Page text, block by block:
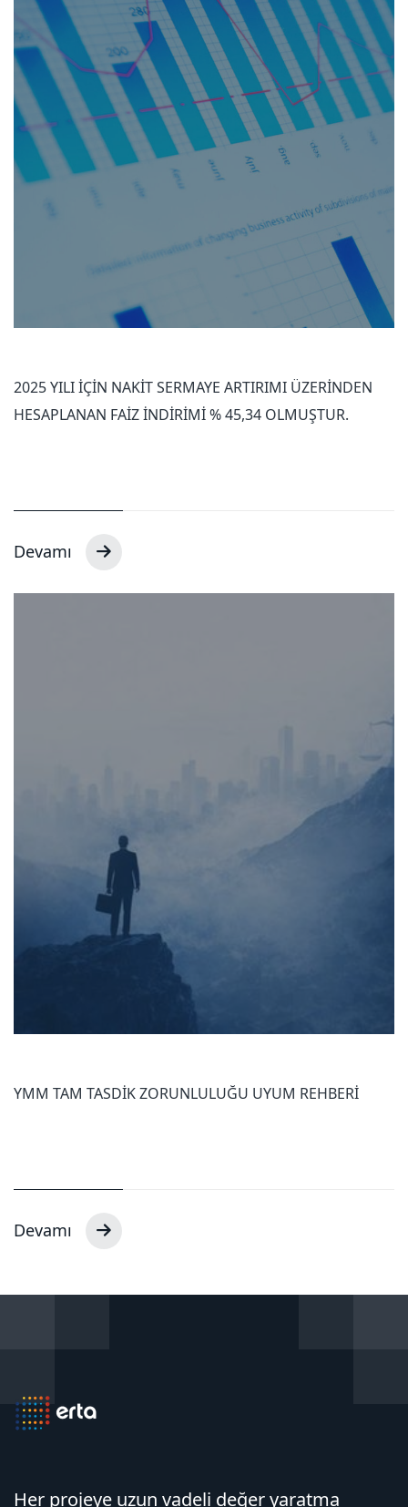
2025 YILI İÇİN NAKİT SERMAYE ARTIRIMI ÜZERİNDEN
HESAPLANAN FAİZ İNDİRİMİ % 45,34 OLMUŞTUR.
Devamı
YMM TAM TASDİK ZORUNLULUĞU UYUM REHBERİ
Devamı
Her projeye uzun vadeli değer yaratma